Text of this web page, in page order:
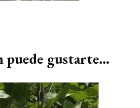
puede gustarte...